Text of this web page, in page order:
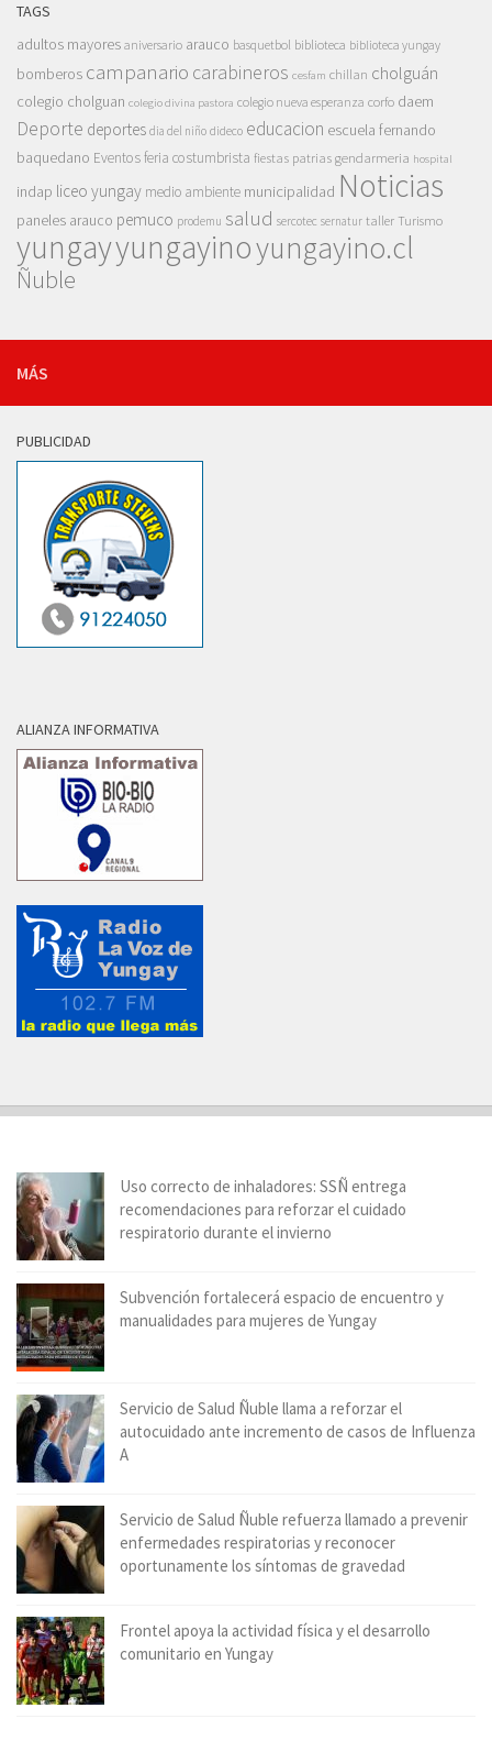
TAGS
adultos mayores aniversario arauco basquetbol biblioteca biblioteca yungay
bomberos campanario carabineros cesfam chillan cholguán
colegio cholguan colegio divina pastora colegio nueva esperanza corfo daem
Deporte deportes dia del niño dideco educacion escuela fernando
baquedano Eventosferia costumbrista fiestas patrias gendarmeria hospital
indap liceo yungay medio ambiente municipalidad Noticias
paneles arauco pemuco prodemu salud sercotec sernatur taller Turismo
yungayyungayinoyungayino.cl
Ñuble
MÁS
PUBLICIDAD
ALIANZA INFORMATIVA
Uso correcto de inhaladores: SSÑ entrega
recomendaciones para reforzar el cuidado
respiratorio durante el invierno
Subvención fortalecerá espacio de encuentro y
manualidades para mujeres de Yungay
Servicio de Salud Ñuble llama a reforzar el
autocuidado ante incremento de casos de Influenza
A
Servicio de Salud Ñuble refuerza llamado a prevenir
enfermedades respiratorias y reconocer
oportunamente los síntomas de gravedad
Frontel apoya la actividad física y el desarrollo
comunitario en Yungay